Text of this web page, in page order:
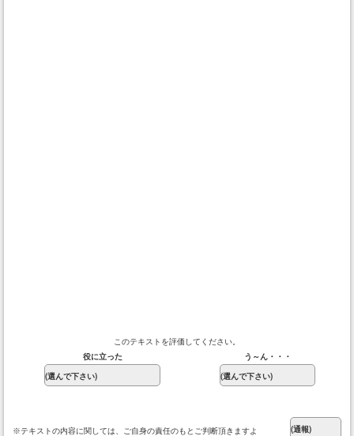
このテキストを評価してください。
役に立った
う～ん・・・
※テキストの内容に関しては、ご自身の責任のもとご判断頂きますよ